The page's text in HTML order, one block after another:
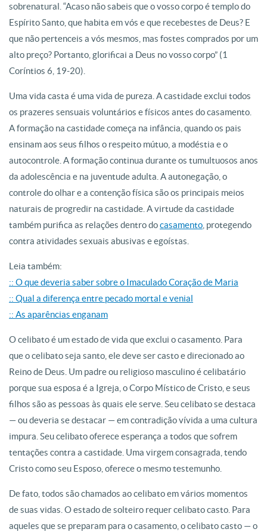
sobrenatural. “Acaso não sabeis que o vosso corpo é templo do
Espírito Santo, que habita em vós e que recebestes de Deus? E
que não pertenceis a vós mesmos, mas fostes comprados por um
alto preço? Portanto, glorificai a Deus no vosso corpo” (1
Coríntios 6, 19-20).
Uma vida casta é uma vida de pureza. A castidade exclui todos
os prazeres sensuais voluntários e físicos antes do casamento.
A formação na castidade começa na infância, quando os pais
ensinam aos seus filhos o respeito mútuo, a modéstia e o
autocontrole. A formação continua durante os tumultuosos anos
da adolescência e na juventude adulta. A autonegação, o
controle do olhar e a contenção física são os principais meios
naturais de progredir na castidade. A virtude da castidade
também purifica as relações dentro docasamento , protegendo
contra atividades sexuais abusivas e egoístas.
Leia também:
:: O que deveria saber sobre o Imaculado Coração de Maria
:: Qual a diferença entre pecado mortal e venial
:: As aparências enganam
O celibato é um estado de vida que exclui o casamento. Para
que o celibato seja santo, ele deve ser casto e direcionado ao
Reino de Deus. Um padre ou religioso masculino é celibatário
porque sua esposa é a Igreja, o Corpo Místico de Cristo, e seus
filhos são as pessoas às quais ele serve. Seu celibato se destaca
— ou deveria se destacar — em contradição vívida a uma cultura
impura. Seu celibato oferece esperança a todos que sofrem
tentações contra a castidade. Uma virgem consagrada, tendo
Cristo como seu Esposo, oferece o mesmo testemunho.
De fato, todos são chamados ao celibato em vários momentos
de suas vidas. O estado de solteiro requer celibato casto. Para
aqueles que se preparam para o casamento, o celibato casto — o